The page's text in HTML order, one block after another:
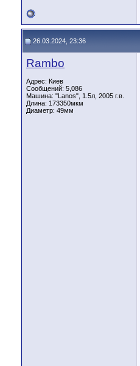
26.03.2024, 23:36
Rambo
Адрес: Киев
Сообщений: 5,086
Машина: "Lanos", 1.5л, 2005 г.в.
Длина: 173350мкм
Диаметр: 49мм